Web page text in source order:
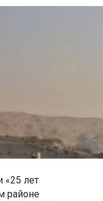
«25 лет
районе